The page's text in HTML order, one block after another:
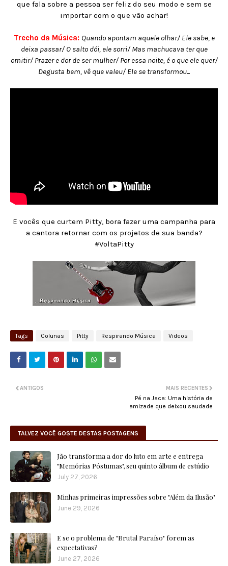
que fala sobre a pessoa ser feliz do seu modo e sem se
importar com o que vão achar!
Trecho da Música: Quando apontam aquele olhar/ Ele sabe, e
deixa passar/ O salto dói, ele sorri/ Mas machucava ter que
omitir/ Prazer e dor de ser mulher/ Por essa noite, é o que ele quer/
Degusta bem, vê que valeu/ Ele se transformou...
E vocês que curtem Pitty, bora fazer uma campanha para
a cantora retornar com os projetos de sua banda?
#VoltaPitty
Tags Colunas Pitty Respirando Música Videos
MAIS RECENTES
Pé na Jaca: Uma história de
amizade que deixou saudade
ANTIGOS
TALVEZ VOCÊ GOSTE DESTAS POSTAGENS
Jão transforma a dor do luto em arte e entrega
"Memórias Póstumas", seu quinto álbum de estúdio
July 27, 2026
Minhas primeiras impressões sobre "Além da Ilusão"
June 29, 2026
E se o problema de "Brutal Paraíso" forem as
expectativas?
June 27, 2026